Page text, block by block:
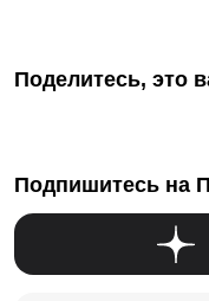
Поделитесь, это
Подпишитесь на